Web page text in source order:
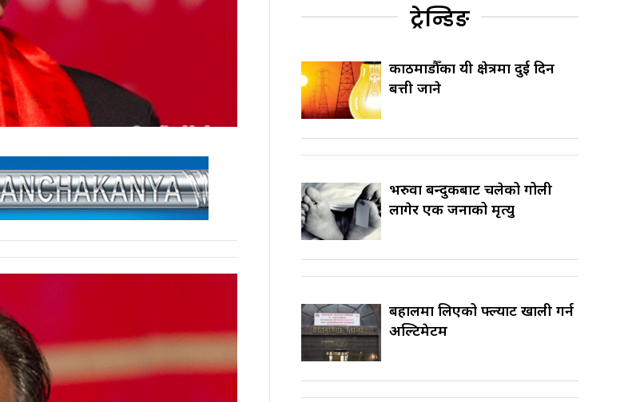
ट्रेन्डिङ
काठमाडौँका यी क्षेत्रमा दुई दिन
बत्ती जाने
भरुवा बन्दुकबाट चलेको गोली
लागेर एक जनाको मृत्यु
बहालमा लिएको फ्ल्याट खाली गर्न
अल्टिमेटम